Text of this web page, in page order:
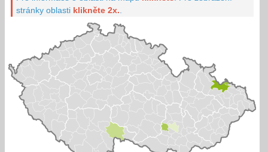
stránky oblasti klikněte 2x.